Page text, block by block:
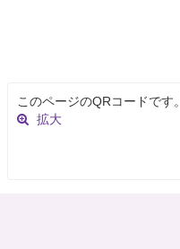
このページのQRコードです。
拡大